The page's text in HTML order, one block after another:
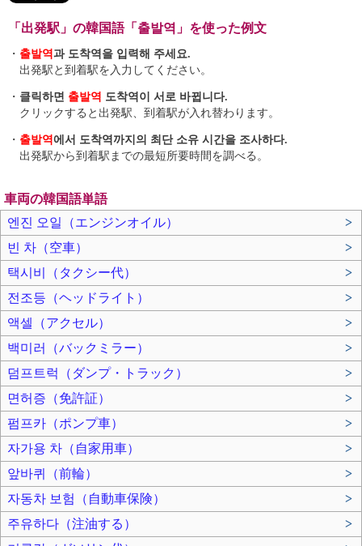
「出発駅」の韓国語「출발역」を使った例文
・ 출발역과 도착역을 입력해 주세요.
出発駅と到着駅を入力してください。
・ 클릭하면 출발역 도착역이 서로 바뀝니다.
クリックすると出発駅、到着駅が入れ替わります。
・ 출발역에서 도착역까지의 최단 소유 시간을 조사하다.
出発駅から到着駅までの最短所要時間を調べる。
車両の韓国語単語
엔진 오일（エンジンオイル）
>
빈 차（空車）
>
택시비（タクシー代）
>
전조등（ヘッドライト）
>
액셀（アクセル）
>
백미러（バックミラー）
>
덤프트럭（ダンプ・トラック）
>
면허증（免許証）
>
펌프카（ポンプ車）
>
자가용 차（自家用車）
>
앞바퀴（前輪）
>
자동차 보험（自動車保険）
>
주유하다（注油する）
>